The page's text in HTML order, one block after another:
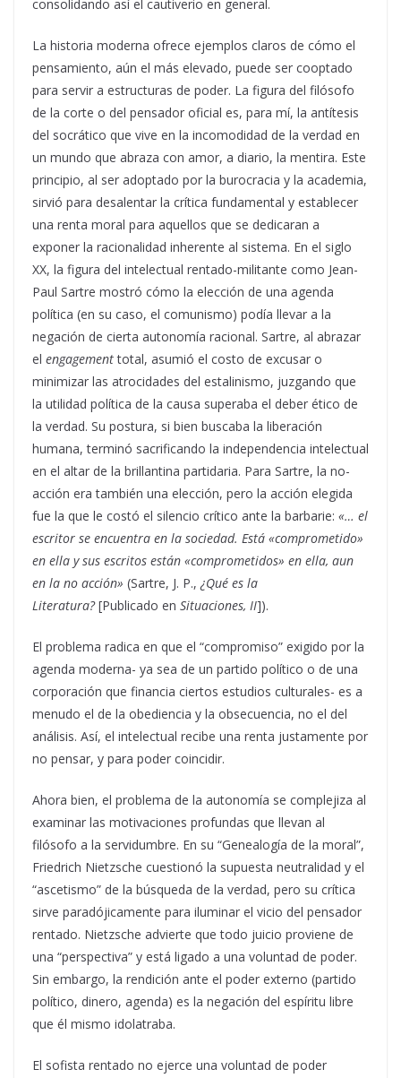
consolidando así el cautiverio en general.
La historia moderna ofrece ejemplos claros de cómo el
pensamiento, aún el más elevado, puede ser cooptado
para servir a estructuras de poder. La figura del filósofo
de la corte o del pensador oficial es, para mí, la antítesis
del socrático que vive en la incomodidad de la verdad en
un mundo que abraza con amor, a diario, la mentira. Este
principio, al ser adoptado por la burocracia y la academia,
sirvió para desalentar la crítica fundamental y establecer
una renta moral para aquellos que se dedicaran a
exponer la racionalidad inherente al sistema. En el siglo
XX, la figura del intelectual rentado-militante como Jean-
Paul Sartre mostró cómo la elección de una agenda
política (en su caso, el comunismo) podía llevar a la
negación de cierta autonomía racional. Sartre, al abrazar
el engagementtotal, asumió el costo de excusar o
minimizar las atrocidades del estalinismo, juzgando que
la utilidad política de la causa superaba el deber ético de
la verdad. Su postura, si bien buscaba la liberación
humana, terminó sacrificando la independencia intelectual
en el altar de la brillantina partidaria. Para Sartre, la no-
acción era también una elección, pero la acción elegida
fue la que le costó el silencio crítico ante la barbarie: «… el
escritor se encuentra en la sociedad. Está «comprometido»
en ella y sus escritos están «comprometidos» en ella, aun
en la no acción» (Sartre, J. P., ¿Qué es la
Literatura?[Publicado en Situaciones, II]).
El problema radica en que el “compromiso” exigido por la
agenda moderna- ya sea de un partido político o de una
corporación que financia ciertos estudios culturales- es a
menudo el de la obediencia y la obsecuencia, no el del
análisis. Así, el intelectual recibe una renta justamente por
no pensar, y para poder coincidir.
Ahora bien, el problema de la autonomía se complejiza al
examinar las motivaciones profundas que llevan al
filósofo a la servidumbre. En su “Genealogía de la moral”,
Friedrich Nietzsche cuestionó la supuesta neutralidad y el
“ascetismo” de la búsqueda de la verdad, pero su crítica
sirve paradójicamente para iluminar el vicio del pensador
rentado. Nietzsche advierte que todo juicio proviene de
una “perspectiva” y está ligado a una voluntad de poder.
Sin embargo, la rendición ante el poder externo (partido
político, dinero, agenda) es la negación del espíritu libre
que él mismo idolatraba.
El sofista rentado no ejerce una voluntad de poder